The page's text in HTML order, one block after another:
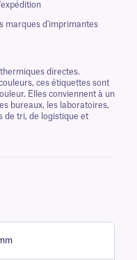
marques d'imprimantes
directes.
ces étiquettes sont
Elles conviennent à un
bureaux, les laboratoires,
de tri, de logistique et